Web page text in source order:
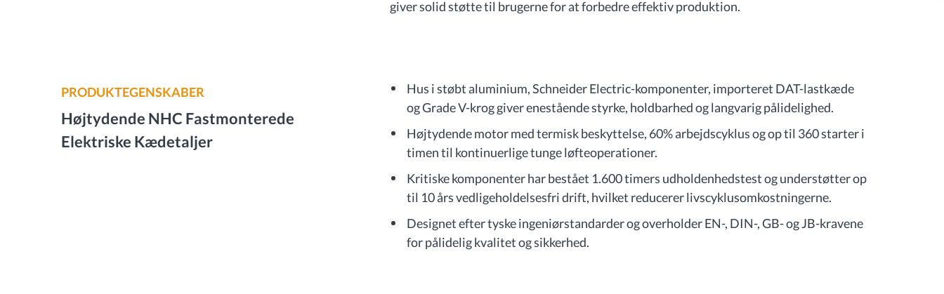
giver solid støtte til brugerne for at forbedre effektiv produktion.
PRODUKTEGENSKABER
Højtydende NHC Fastmonterede
Elektriske Kædetaljer
Hus i støbt aluminium, Schneider Electric-komponenter, importeret DAT-lastkæde
og Grade V-krog giver enestående styrke, holdbarhed og langvarig pålidelighed.
Højtydende motor med termisk beskyttelse, 60% arbejdscyklus og op til 360 starter i
timen til kontinuerlige tunge løfteoperationer.
Kritiske komponenter har bestået 1.600 timers udholdenhedstest og understøtter op
til 10 års vedligeholdelsesfri drift, hvilket reducerer livscyklusomkostningerne.
Designet efter tyske ingeniørstandarder og overholder EN-, DIN-, GB- og JB-kravene
for pålidelig kvalitet og sikkerhed.